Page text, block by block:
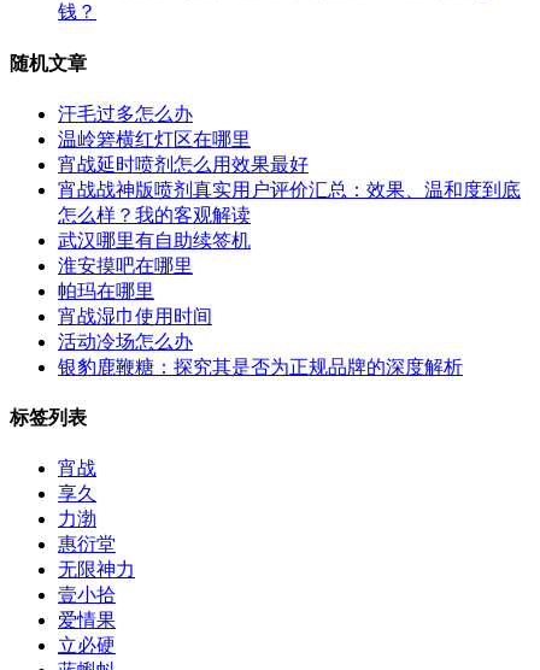
钱？
随机文章
汗毛过多怎么办
温岭箬横红灯区在哪里
宵战延时喷剂怎么用效果最好
宵战战神版喷剂真实用户评价汇总：效果、温和度到底
怎么样？我的客观解读
武汉哪里有自助续签机
淮安摸吧在哪里
帕玛在哪里
宵战湿巾使用时间
活动冷场怎么办
银豹鹿鞭糖：探究其是否为正规品牌的深度解析
标签列表
宵战
享久
力渤
惠衍堂
无限神力
壹小拾
爱情果
立必硬